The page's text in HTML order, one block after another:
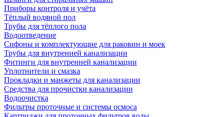
Приборы контроля и учёта
Тёплый водяной пол
Трубы для тёплого пола
Водоотведение
Сифоны и комплектующие для раковин и моек
Трубы для внутренней канализации
Фитинги для внутренней канализации
Уплотнители и смазка
Прокладки и манжеты для канализации
Средства для прочистки канализации
Водоочистка
Фильтры проточные и системы осмоса